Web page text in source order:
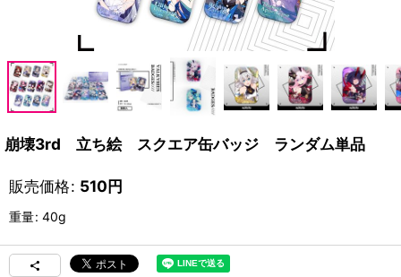
崩壊3rd 立ち絵 スクエア缶バッジ ランダム単品
販売価格: 510円
重量: 40g